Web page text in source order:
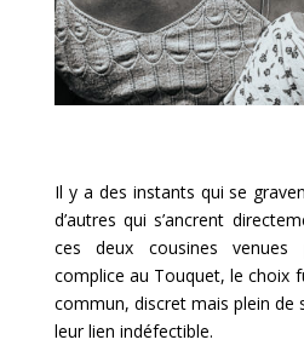
Il y a des instants qui se
d’autres qui s’ancrent
ces deux cousines
complice au Touquet, le choix
commun, discret mais plein de
leur lien indéfectible.